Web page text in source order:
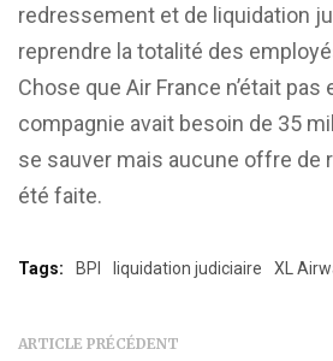
redressement et de liquidation
reprendre la totalité des
Chose que Air France n’était pas
compagnie avait besoin de 35
se sauver mais aucune offre de
été faite.
Tags: BPI liquidation judiciaire XL
ARTICLE PRÉCÉDENT